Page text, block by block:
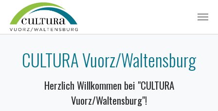
CULTURA Vuorz/Waltensburg
Herzlich Willkommen bei "CULTURA
Vuorz/Waltensburg"!